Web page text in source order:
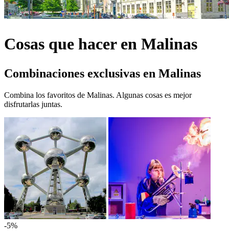
Cosas que hacer en Malinas
Combinaciones exclusivas en Malinas
Combina los favoritos de Malinas. Algunas cosas es mejor
disfrutarlas juntas.
-5%